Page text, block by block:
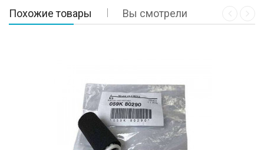
Похожие товары Вы смотрели